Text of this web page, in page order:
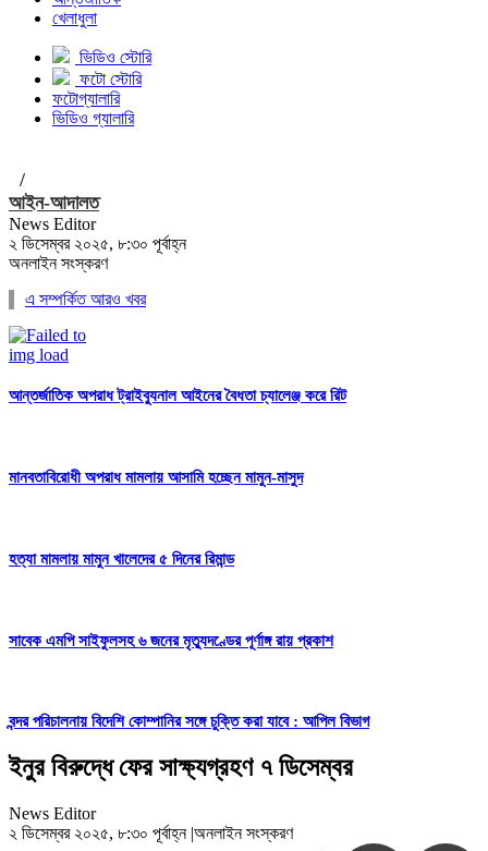
খেলাধুলা
ভিডিও স্টোরি
ফটো স্টোরি
ফটোগ্যালারি
ভিডিও গ্যালারি
/
আইন-আদালত
News Editor
২ ডিসেম্বর ২০২৫, ৮:৩০ পূর্বাহ্ন
অনলাইন সংস্করণ
এ সম্পর্কিত আরও খবর
আন্তর্জাতিক অপরাধ ট্রাইব্যুনাল আইনের বৈধতা চ্যালেঞ্জ করে রিট
মানবতাবিরোধী অপরাধ মামলায় আসামি হচ্ছেন মামুন-মাসুদ
হত্যা মামলায় মামুন খালেদের ৫ দিনের রিমান্ড
সাবেক এমপি সাইফুলসহ ৬ জনের মৃত্যুদণ্ডের পূর্ণাঙ্গ রায় প্রকাশ
বন্দর পরিচালনায় বিদেশি কোম্পানির সঙ্গে চুক্তি করা যাবে : আপিল বিভাগ
ইনুর বিরুদ্ধে ফের সাক্ষ্যগ্রহণ ৭ ডিসেম্বর
News Editor
২ ডিসেম্বর ২০২৫, ৮:৩০ পূর্বাহ্ন |অনলাইন সংস্করণ